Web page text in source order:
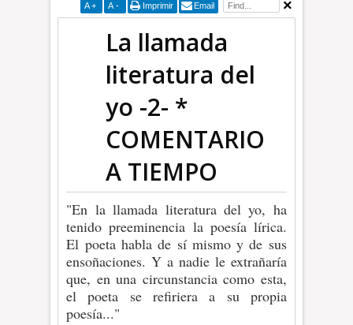
A + A - Imprimir Email
La llamada
literatura del
yo -2- *
COMENTARIO
A TIEMPO
"En la llamada literatura del yo, ha
tenido preeminencia la poesía lírica.
El poeta habla de sí mismo y de sus
ensoñaciones. Y a nadie le extrañaría
que, en una circunstancia como esta,
el poeta se refiriera a su propia
poesía..."